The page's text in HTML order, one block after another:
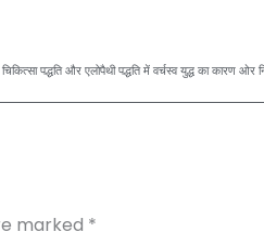
marked *